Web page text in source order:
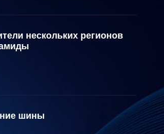
нескольких регионов
шины